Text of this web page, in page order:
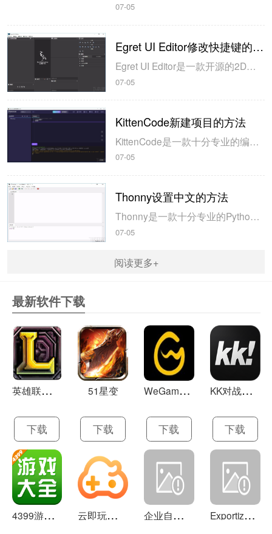
07-05
Egret UI Editor修改快捷键的方法
Egret UI Editor是一款开源的2D游戏开发代码编辑软件，其主要功能是针对Egret项目中的Exml皮肤文件进行可视化编辑，功能十分强大。我们在使用这款软件的过程中，可以将一些常用操作设置快捷键，这样就可以简化编程，从而提高代码编辑的工作效率。但是这款软件在日常生活中使用得不多，并且专业性...
07-05
KittenCode新建项目的方法
KittenCode是一款十分专业的编程软件，该软件给用户提供了可视化的操作界面，支持Python语言的编程开发以及第三方库管理，并且提供了很多实用的工具，功能十分强大。我们在使用这款软件进行编程开发的过程中，最基本、最常做的操作就是新建项目，因此我们很有必要掌握新建项目的方法。但是这款软件的专业性...
07-05
Thonny设置中文的方法
Thonny是一款十分专业的Python编辑软件，该软件界面清爽简单，给用户提供了丰富的编程工具，具备代码补全、语法错误显示等功能，非常的适合新手使用。该软件还支持多种语言，所以在下载这款软件的时候，有时候下载到电脑中的软件是英文版本的，这对于英语基础较差的小伙伴来说，使用这款软件就会变得十分困难，...
07-05
阅读更多+
最新软件下载
英
雄联盟LOL 13.21
下载
51星变
下载
W
eGame(腾讯游戏平台TGP) 5.10.19.1000
下载
K
K对战平台 1.0.1
下载
4
399游戏盒 官方下载 7.9.1 云
即玩游戏盒 1.0.5.4 企
业自助建站系统 9.0 E
xportizer 9.0.8